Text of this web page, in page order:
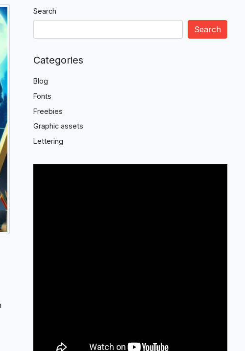
Search
Search
Categories
Blog
Fonts
Freebies
Graphic assets
Lettering